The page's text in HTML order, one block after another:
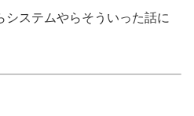
システムやらそういった話に